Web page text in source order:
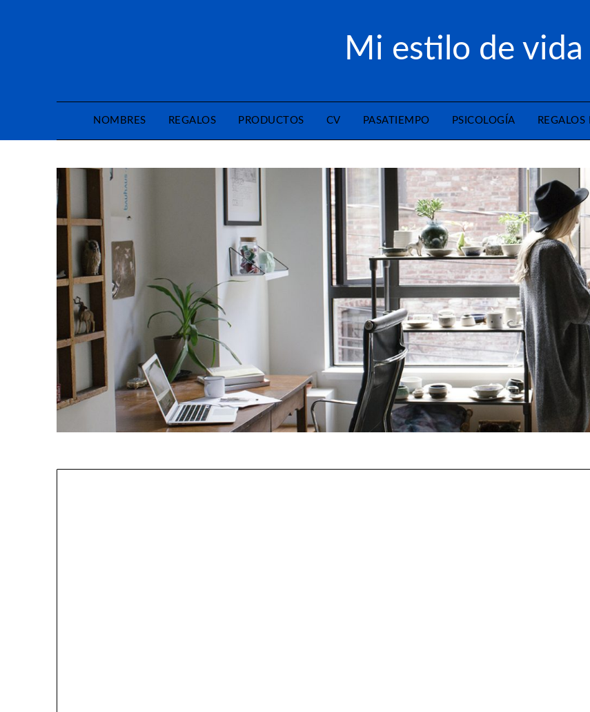
Mi estilo de vida
NOMBRES REGALOS PRODUCTOS CV PASATIEMPO PSICOLOGÍA